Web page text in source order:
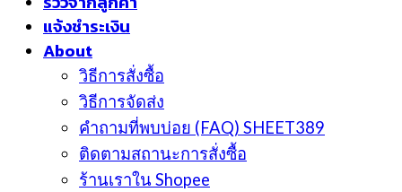
แจ้งชำระเงิน
About
วิธีการสั่งซื้อ
วิธีการจัดส่ง
คำถามที่พบบ่อย (FAQ) SHEET389
ติดตามสถานะการสั่งซื้อ
ร้านเราใน Shopee